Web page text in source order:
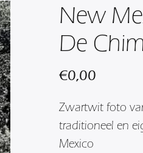
New
De
€0,00
Zwartwit foto
traditioneel en
Mexico